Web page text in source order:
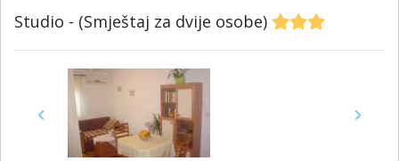
Studio - (Smještaj za dvije osobe)
Previous Next